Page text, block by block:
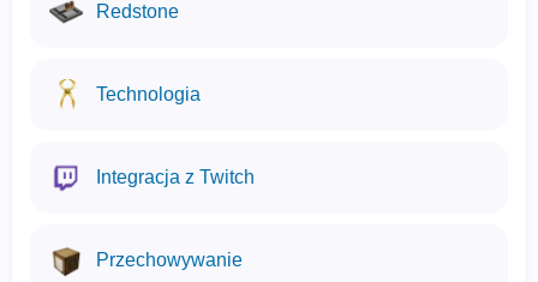
Redstone
Technologia
Integracja z Twitch
Przechowywanie